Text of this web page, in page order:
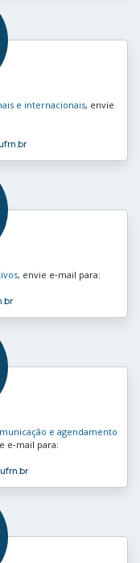
e internacionais, envie
, envie e‑mail para:
e agendamento
e‑mail para: